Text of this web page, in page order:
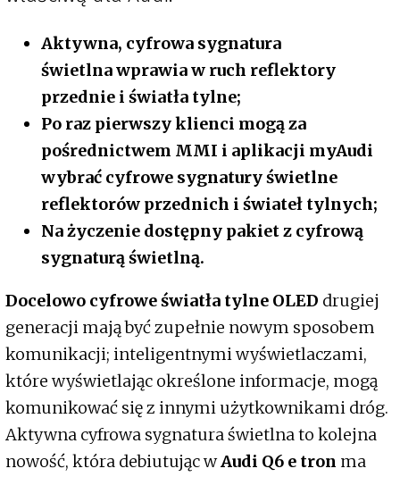
Aktywna, cyfrowa sygnatura
świetlna wprawia w ruch reflektory
przednie i światła tylne;
Po raz pierwszy klienci mogą za
pośrednictwem MMI i aplikacji myAudi
wybrać cyfrowe sygnatury świetlne
reflektorów przednich i świateł tylnych;
Na życzenie dostępny pakiet z cyfrową
sygnaturą świetlną.
Docelowo cyfrowe światła tylne OLED drugiej
generacji mają być zupełnie nowym sposobem
komunikacji; inteligentnymi wyświetlaczami,
które wyświetlając określone informacje, mogą
komunikować się z innymi użytkownikami dróg.
Aktywna cyfrowa sygnatura świetlna to kolejna
nowość, która debiutując wAudi Q6 e tron ma